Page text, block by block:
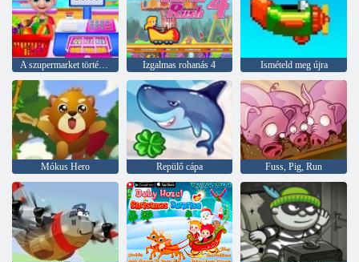
A szupermarket története Izgalmas rohanás 4 Ismételd meg újra
Mókus Hero Repülő cápa Fuss, Pig, Run